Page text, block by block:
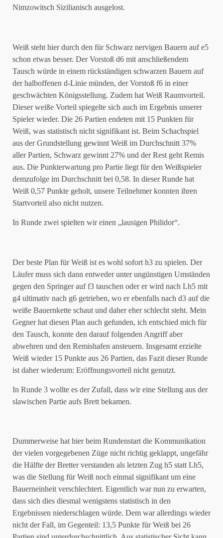
Nimzowitsch Sizilianisch ausgelost.
Weiß steht hier durch den für Schwarz nervigen Bauern auf e5
schon etwas besser. Der Vorstoß d6 mit anschließendem
Tausch würde in einem rückständigen schwarzen Bauern auf
der halboffenen d-Linie münden, der Vorstoß f6 in einer
geschwächten Königsstellung. Zudem hat Weiß Raumvorteil.
Dieser weiße Vorteil spiegelte sich auch im Ergebnis unserer
Spieler wieder. Die 26 Partien endeten mit 15 Punkten für
Weiß, was statistisch nicht signifikant ist. Beim Schachspiel
aus der Grundstellung gewinnt Weiß im Durchschnitt 37%
aller Partien, Schwarz gewinnt 27% und der Rest geht Remis
aus. Die Punkterwartung pro Partie liegt für den Weißspieler
demzufolge im Durchschnitt bei 0,58. In dieser Runde hat
Weiß 0,57 Punkte geholt, unsere Teilnehmer konnten ihren
Startvorteil also nicht nutzen.
In Runde zwei spielten wir einen „lausigen Philidor“.
Der beste Plan für Weiß ist es wohl sofort h3 zu spielen. Der
Läufer muss sich dann entweder unter ungünstigen Umständen
gegen den Springer auf f3 tauschen oder er wird nach Lh5 mit
g4 ultimativ nach g6 getrieben, wo er ebenfalls nach d3 auf die
weiße Bauernkette schaut und daher eher schlecht steht. Mein
Gegner hat diesen Plan auch gefunden, ich entschied mich für
den Tausch, konnte den darauf folgenden Angriff aber
abwehren und den Remishafen ansteuern. Insgesamt erzielte
Weiß wieder 15 Punkte aus 26 Partien, das Fazit dieser Runde
ist daher wiederum: Eröffnungsvorteil nicht genutzt.
In Runde 3 wollte es der Zufall, dass wir eine Stellung aus der
slawischen Partie aufs Brett bekamen.
Dummerweise hat hier beim Rundenstart die Kommunikation
der vielen vorgegebenen Züge nicht richtig geklappt, ungefähr
die Hälfte der Bretter verstanden als letzten Zug h5 statt Lh5,
was die Stellung für Weiß noch einmal signifikant um eine
Bauerneinheit verschlechtert. Eigentlich war nun zu erwarten,
dass sich dies diesmal wenigstens statistisch in den
Ergebnissen niederschlagen würde. Dem war allerdings wieder
nicht der Fall, im Gegenteil: 13,5 Punkte für Weiß bei 26